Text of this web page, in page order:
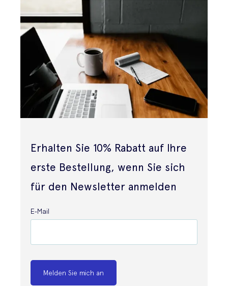
Erhalten Sie 10% Rabatt auf Ihre
erste Bestellung, wenn Sie sich
für den Newsletter anmelden
E-Mail
Melden Sie mich an